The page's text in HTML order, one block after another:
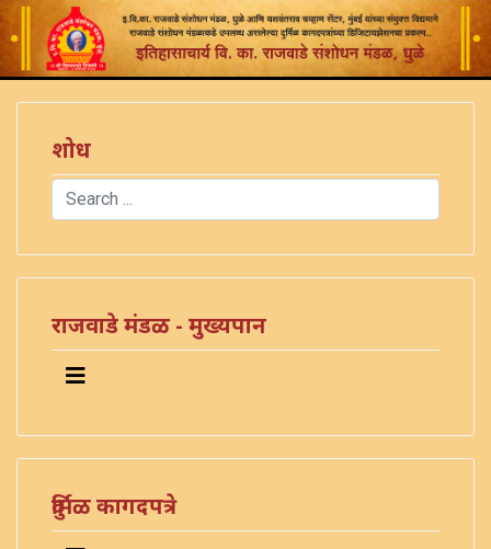
शोध
Search
राजवाडे मंडळ - मुख्यपान
दुर्मिळ कागदपत्रे